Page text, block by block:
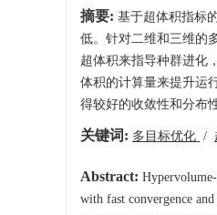
摘要: 基于超体积指标
低。针对二维和三维的
超体积来指导种群进化
体积的计算量来提升运
得较好的收敛性和分布性
关键词: 多目标优化 /
Abstract:
with fast convergence